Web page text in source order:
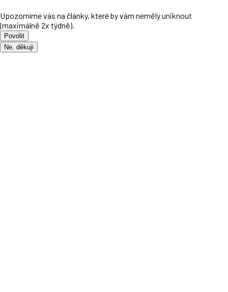
Upozorníme vás na články, které by vám neměly uniknout
(maximálně 2x týdně).
Povolit
Ne, děkuji